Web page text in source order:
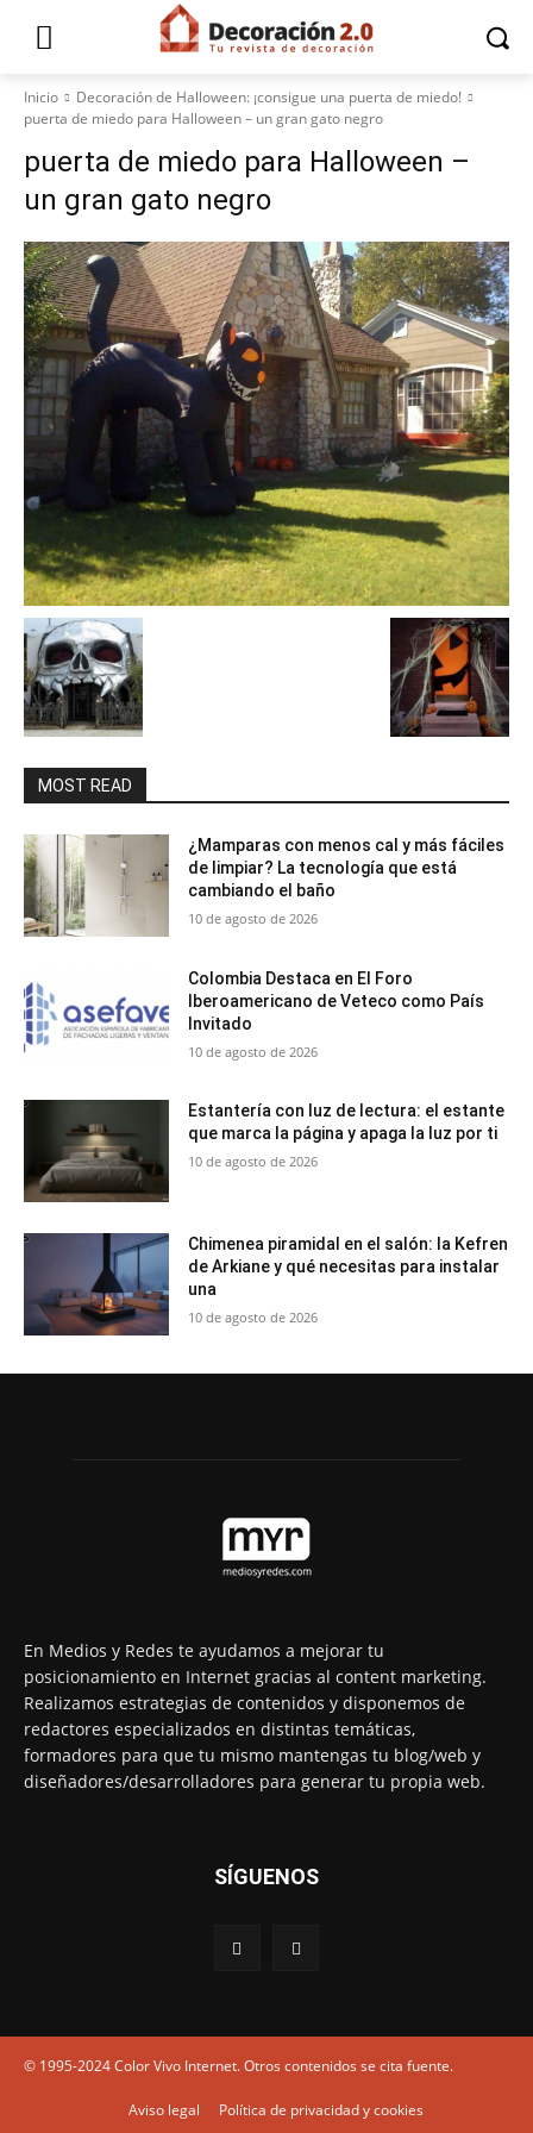
Inicio
Decoración de Halloween: ¡consigue una puerta de miedo!
puerta de miedo para Halloween – un gran gato negro
puerta de miedo para Halloween –
un gran gato negro
MOST READ
¿Mamparas con menos cal y más fáciles
de limpiar? La tecnología que está
cambiando el baño
10 de agosto de 2026
Colombia Destaca en El Foro
Iberoamericano de Veteco como País
Invitado
10 de agosto de 2026
Estantería con luz de lectura: el estante
que marca la página y apaga la luz por ti
10 de agosto de 2026
Chimenea piramidal en el salón: la Kefren
de Arkiane y qué necesitas para instalar
una
10 de agosto de 2026
En Medios y Redes te ayudamos a mejorar tu
posicionamiento en Internet gracias al content marketing.
Realizamos estrategias de contenidos y disponemos de
redactores especializados en distintas temáticas,
formadores para que tu mismo mantengas tu blog/web y
diseñadores/desarrolladores para generar tu propia web.
SÍGUENOS
© 1995-2024 Color Vivo Internet. Otros contenidos se cita fuente.
Aviso legal Política de privacidad y cookies